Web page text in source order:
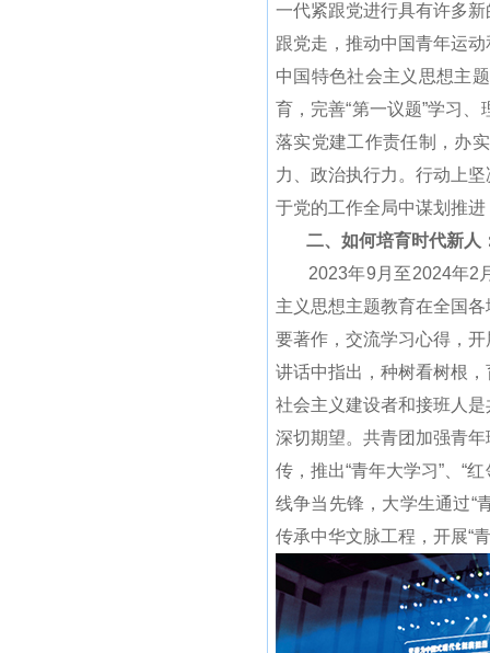
一代紧跟党进行具有许多
跟党走，推动中国青年运
中国特色社会主义思想主
育，完善“第一议题”学习
落实党建工作责任制，办
力、政治执行力。行动上
于党的工作全局中谋划推
二、如何培育时代新人
2023年9月至2024年2月
主义思想主题教育在全国
要著作，交流学习心得，
讲话中指出，种树看树根
社会主义建设者和接班人
深切期望。共青团加强青
传，推出“青年大学习”、“
线争当先锋，大学生通过“
传承中华文脉工程，开展“